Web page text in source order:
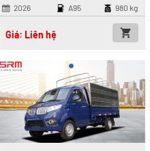
2026 A95 980 kg
Giá: Liên hệ